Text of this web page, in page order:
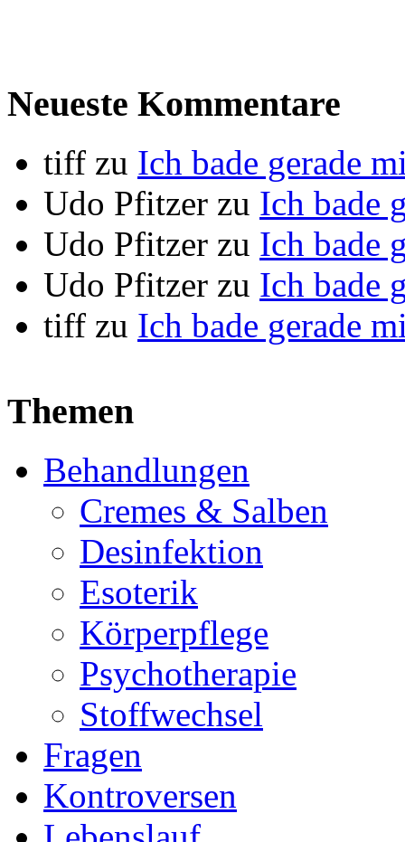
Neueste Kommentare
tiff zu Ich bade gerade
Udo Pfitzer zu Ich bade
Udo Pfitzer zu Ich bade
Udo Pfitzer zu Ich bade
tiff zu Ich bade gerade
Themen
Behandlungen
Cremes & Salben
Desinfektion
Esoterik
Körperpflege
Psychotherapie
Stoffwechsel
Fragen
Kontroversen